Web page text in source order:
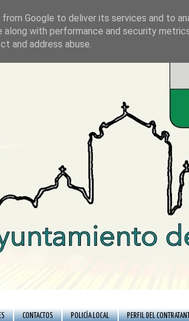
CONTACTOS POLICÍA LOCAL PERFIL DEL
Google to deliver its services and to
along with performance and security
and address abuse.